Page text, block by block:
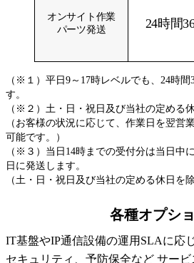
オンサイト作業
パーツ発送
24時間
（※１）平日9～17時レベルでも、24時間
す。
（※２）土・日・祝日及び当社の定める
（お客様の状況に応じて、作業日を翌営
可能です。）
（※３）当日14時までの受付分は当日中
日に発送します。
（土・日・祝日及び当社の定める休日を除
各種オプシ
IT基盤やIP通信設備の運用SLAに応
セキュリティ、予防保全など サービ